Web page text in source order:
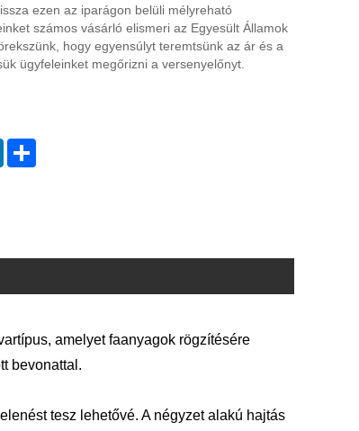
ezen az iparágon belüli mélyreható
számos vásárló elismeri az Egyesült Államok
hogy egyensúlyt teremtsünk az ár és a
ügyfeleinket megőrizni a versenyelőnyt.
LinkedInShare
amelyet faanyagok rögzítésére
bevonattal.
tesz lehetővé. A négyzet alakú hajtás